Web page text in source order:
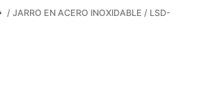
/ JARRO EN ACERO INOXIDABLE / LSD-